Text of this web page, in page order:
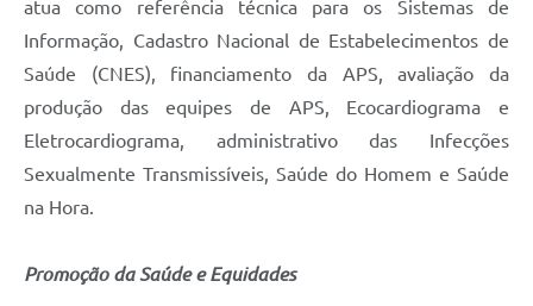
atua como referência técnica para os Sistemas de
Informação, Cadastro Nacional de Estabelecimentos de
Saúde (CNES), financiamento da APS, avaliação da
produção das equipes de APS, Ecocardiograma e
Eletrocardiograma, administrativo das Infecções
Sexualmente Transmissíveis, Saúde do Homem e Saúde
na Hora.
Promoção da Saúde e Equidades